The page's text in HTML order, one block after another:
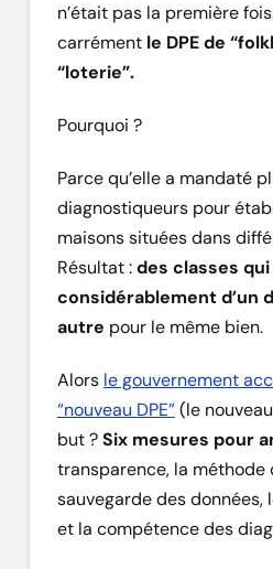
n’était pas la première
carrémentle DPE de
“loterie”.
Pourquoi ?
Parce qu’elle a mandaté
diagnostiqueurs pour
maisons situées dans
Résultat :des classes
considérablement d’un
autre pour le même bien.
Alors le gouvernement
“nouveau DPE”(le
but ?Six mesures pour
transparence, la méthode
sauvegarde des données,
et la compétence des